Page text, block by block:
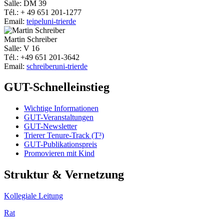
Salle: DM 39
Tél.: + 49 651 201-1277
Email: teipeluni-trierde
Martin Schreiber
Salle: V 16
Tél.: +49 651 201-3642
Email: schreiberuni-trierde
GUT-Schnelleinstieg
Wichtige Informationen
GUT-Veranstaltungen
GUT-Newsletter
Trierer Tenure-Track (T³)
GUT-Publikationspreis
Promovieren mit Kind
Struktur & Vernetzung
Kollegiale Leitung
Rat